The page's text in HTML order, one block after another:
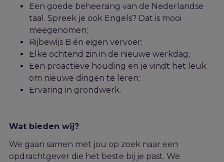
Een goede beheersing van de Nederlandse
taal . Spreek je ook Engels? Dat is mooi
meegenomen;
Rijbewijs B én eigen vervoer;
Elke ochtend zin in de nieuwe werkdag;
Een proactieve houding en je vindt het leuk
om nieuwe dingen te leren;
Ervaring in grondwerk.
Wat bieden wij?
We gaan samen met jou op zoek naar een
opdrachtgever die het beste bij je past. We